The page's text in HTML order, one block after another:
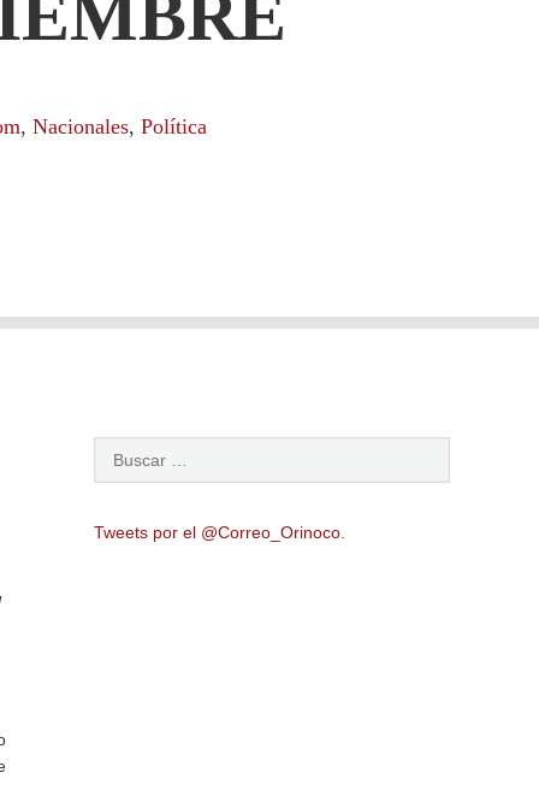
, Nacionales, Política
Tweets por el @Correo_Orinoco.